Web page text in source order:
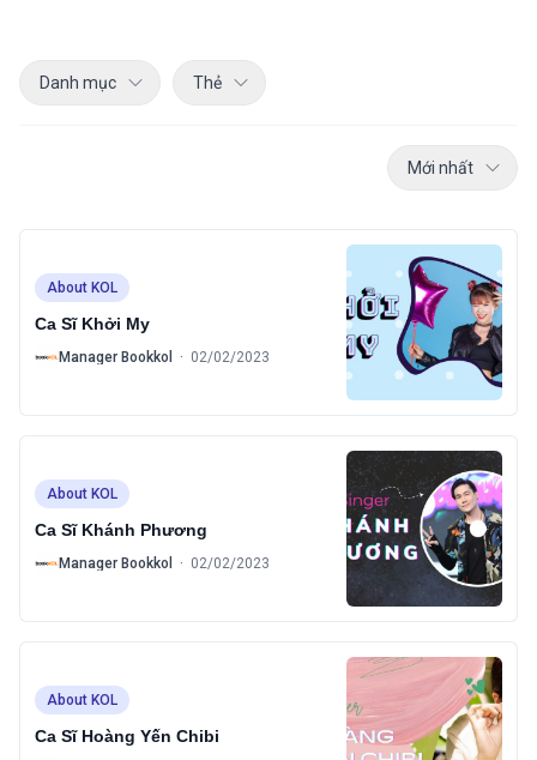
Danh mục Thẻ
Mới nhất
About KOL
Ca Sĩ Khởi My
B Manager Bookkol · 02/02/2023
About KOL
Ca Sĩ Khánh Phương
B Manager Bookkol · 02/02/2023
About KOL
Ca Sĩ Hoàng Yến Chibi